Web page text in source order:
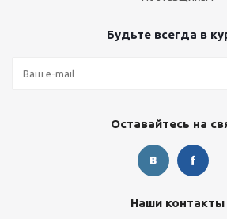
Будьте всегда в
Оставайтесь на
Наши контакты